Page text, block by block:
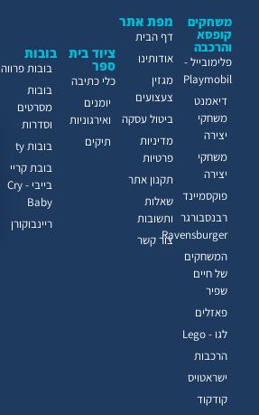
ציוד בית
ספר
כלי כתיבה
יומנים
ואירגוניות
תיקים
בובות
בובות פרווה
בובות
מסרטים
וסדרות
בובות ty
בובת קריי
בייבי - Cry
Baby
ריינבוקורן
משחקים
קופסא
והרכבה
פלימובייל -
Playmobil
דיאמנט
משחקי
יצירה
משחקי
יצירה
פוקסמיינד
רבנסבורגר
Ravensburger
המשחקים
של חיים
שפיר
פאזלים
לגו - Lego
הרכבות
ישראטויס
קודקוד
מפת אתר
דף הבית
אודותינו
מגזין
צעצועים
ביטול עסקה
מדיניות
פרטיות
תקנון אתר
שאלות
ותשובות
צור קשר